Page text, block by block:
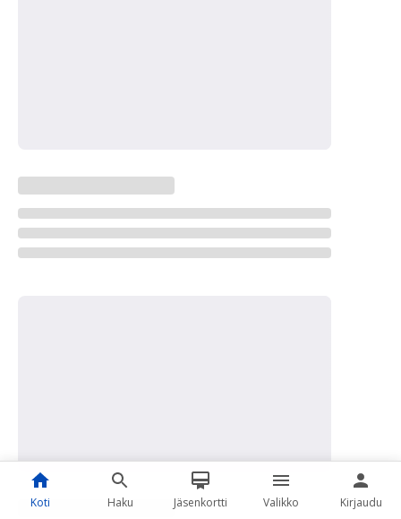
Koti Haku Jäsenkortti Valikko Kirjaudu